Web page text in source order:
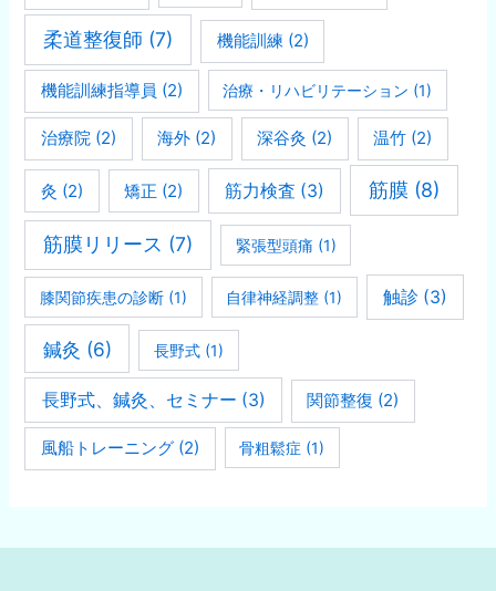
柔道整復師 (7) 機能訓練(2)
機能訓練指導員 (2) 治療・リハビリテーション (1)
治療院 (2) 海外 (2) 深谷灸 (2) 温竹 (2)
灸 (2) 矯正 (2) 筋力検査 (3) 筋膜 (8)
筋膜リリース (7) 緊張型頭痛 (1)
膝関節疾患の診断 (1) 自律神経調整 (1) 触診 (3)
鍼灸 (6) 長野式 (1)
長野式、鍼灸、セミナー (3) 関節整復 (2)
風船トレーニング (2) 骨粗鬆症 (1)